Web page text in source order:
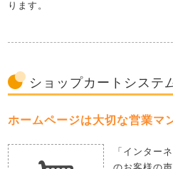
ります。
ショップカートシステ
ホームページは大切な営業マ
「インター